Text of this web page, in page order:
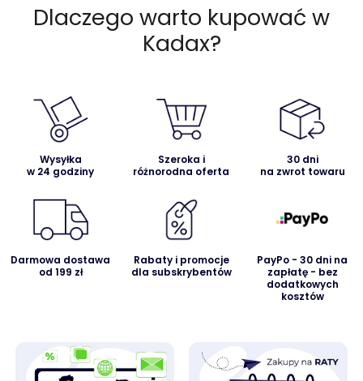
Dlaczego warto kupować w
Kadax?
Wysyłka
w 24 godziny
Szeroka i
różnorodna oferta
30 dni
na zwrot towaru
Darmowa dostawa
od 199 zł
Rabaty i promocje
dla subskrybentów
PayPo - 30 dni na
zapłatę - bez
dodatkowych
kosztów